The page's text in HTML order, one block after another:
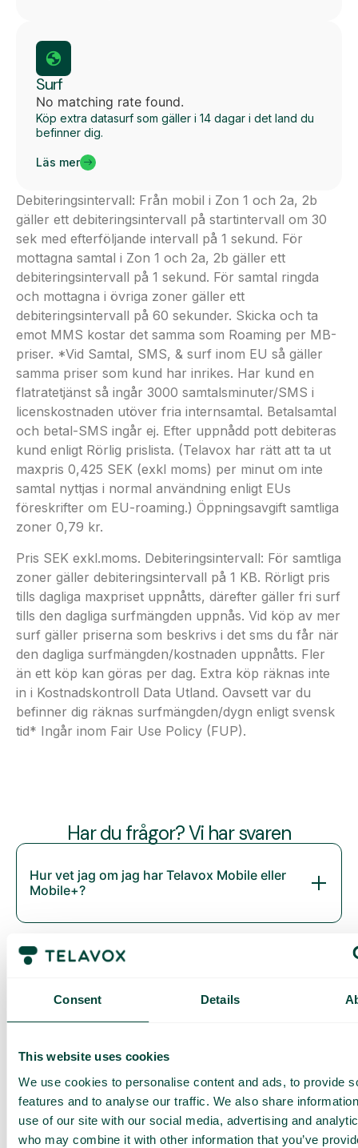
Consent Details
This website uses cookies
We use cookies to personalise content and ads, to provide
features and to analyse our traffic. We also share
use of our site with our social media, advertising and
who may combine it with other information that you’ve
Surf
No matching rate found.
Köp extra datasurf som gäller i 14 dagar i det land du
befinner dig.
Läs mer
Debiteringsintervall: Från mobil i Zon 1 och 2a, 2b
gäller ett debiteringsintervall på startintervall om 30
sek med efterföljande intervall på 1 sekund. För
mottagna samtal i Zon 1 och 2a, 2b gäller ett
debiteringsintervall på 1 sekund. För samtal ringda
och mottagna i övriga zoner gäller ett
debiteringsintervall på 60 sekunder. Skicka och ta
emot MMS kostar det samma som Roaming per MB-
priser. *Vid Samtal, SMS, & surf inom EU så gäller
samma priser som kund har inrikes. Har kund en
flatratetjänst så ingår 3000 samtalsminuter/SMS i
licenskostnaden utöver fria internsamtal. Betalsamtal
och betal-SMS ingår ej. Efter uppnådd pott debiteras
kund enligt Rörlig prislista. (Telavox har rätt att ta ut
maxpris 0,425 SEK (exkl moms) per minut om inte
samtal nyttjas i normal användning enligt EUs
föreskrifter om EU-roaming.) Öppningsavgift samtliga
zoner 0,79 kr.
Pris SEK exkl.moms. Debiteringsintervall: För samtliga
zoner gäller debiteringsintervall på 1 KB. Rörligt pris
tills dagliga maxpriset uppnåtts, därefter gäller fri surf
tills den dagliga surfmängden uppnås. Vid köp av mer
surf gäller priserna som beskrivs i det sms du får när
den dagliga surfmängden/kostnaden uppnåtts. Fler
än ett köp kan göras per dag. Extra köp räknas inte
in i Kostnadskontroll Data Utland. Oavsett var du
befinner dig räknas surfmängden/dygn enligt svensk
tid* Ingår inom Fair Use Policy (FUP).
Har du frågor? Vi har svaren
Hur vet jag om jag har Telavox Mobile eller
Mobile+?
Daily cost control
Med Daily Cost Control kan du som kund hålla bättre koll på
dina dagliga kostnader när du surfar utanför EU/EES.